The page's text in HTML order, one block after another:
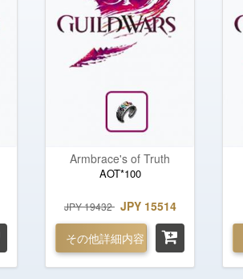
Armbrace's of Truth
AOT*100
JPY 19432 JPY 15514
その他詳細内容